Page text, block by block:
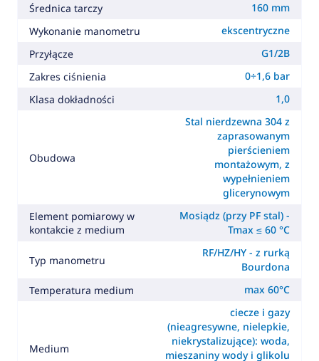
Średnica tarczy
160 mm
Wykonanie manometru
ekscentryczne
Przyłącze
G1/2B
Zakres ciśnienia
0÷1,6 bar
Klasa dokładności
1,0
Obudowa
Stal nierdzewna 304 z
zaprasowanym
pierścieniem
montażowym, z
wypełnieniem
glicerynowym
Element pomiarowy w
kontakcie z medium
Mosiądz (przy PF stal) -
Tmax ≤ 60 °C
Typ manometru
RF/HZ/HY - z rurką
Bourdona
Temperatura medium
max 60°C
Medium
ciecze i gazy
(nieagresywne, nielepkie,
niekrystalizujące): woda,
mieszaniny wody i glikolu